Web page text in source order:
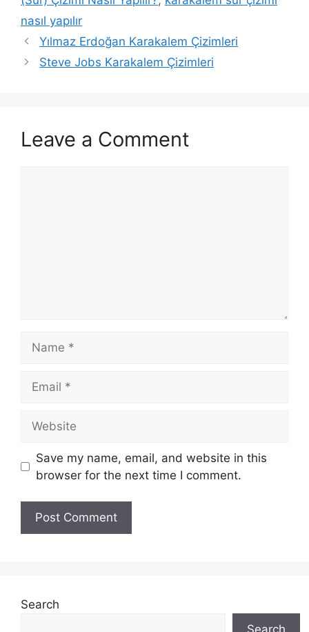
nasıl yapılır
Yılmaz Erdoğan Karakalem Çizimleri
Steve Jobs Karakalem Çizimleri
Leave a Comment
Save my name, email, and website in this
browser for the next time I comment.
Search
Search